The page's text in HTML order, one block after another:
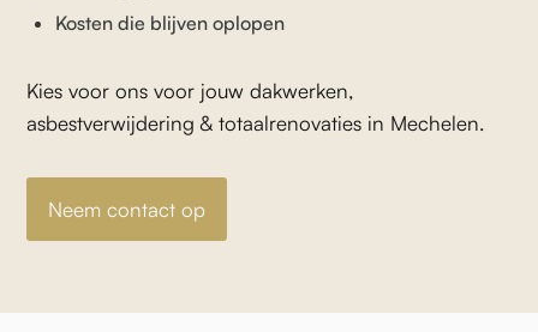
Kosten die blijven oplopen
Kies voor ons voor jouw dakwerken,
asbestverwijdering & totaalrenovaties in Mechelen.
Neem contact op